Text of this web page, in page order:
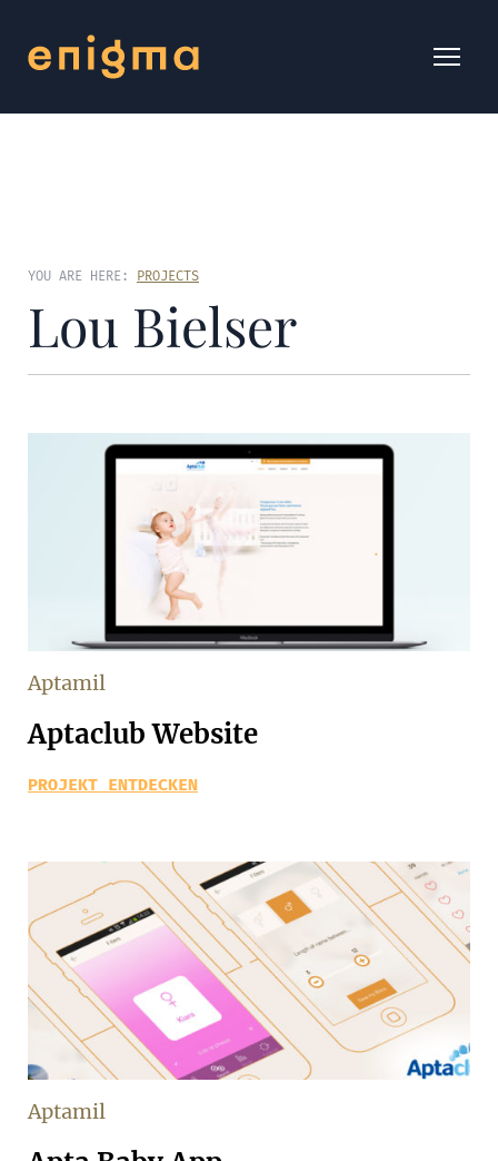
YOU ARE HERE: PROJECTS
Lou Bielser
Aptamil
Aptaclub Website
PROJEKT ENTDECKEN
Aptamil